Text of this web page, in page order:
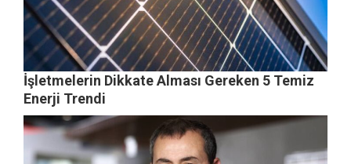
İşletmelerin Dikkate Alması Gereken 5 Temiz
Enerji Trendi